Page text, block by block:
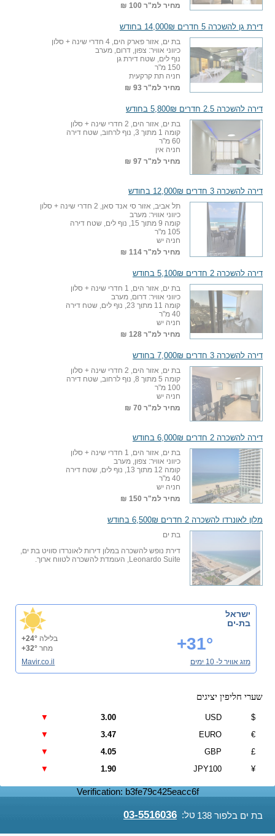
בת ים בלפור 138 טל: 03-5516036
מחיר למ"ר 100 ₪
דירת גן להשכרה 5 חדרים 14,000₪ בחודש
בת ים, אזור פארק הים, 4 חדרי שינה + סלון
כיווני אוויר: צפון, דרום, מערב
נוף לים, שטח דירת גן
150 מ"ר
חניה תת קרקעית
מחיר למ"ר 93 ₪
דירה להשכרה 2.5 חדרים 5,800₪ בחודש
בת ים, אזור הים, 2 חדרי שינה + סלון
קומה 1 מתוך 3, נוף לרחוב, שטח דירה
60 מ"ר
חניה אין
מחיר למ"ר 97 ₪
דירה להשכרה 3 חדרים 12,000₪ בחודש
תל אביב, אזור סי אנד סאן, 2 חדרי שינה + סלון
כיווני אוויר: מערב
קומה 9 מתוך 15, נוף לים, שטח דירה
105 מ"ר
חניה יש
מחיר למ"ר 114 ₪
דירה להשכרה 2 חדרים 5,100₪ בחודש
בת ים, אזור הים, 1 חדרי שינה + סלון
כיווני אוויר: דרום, מערב
קומה 11 מתוך 23, נוף לים, שטח דירה
40 מ"ר
חניה יש
מחיר למ"ר 128 ₪
דירה להשכרה 3 חדרים 7,000₪ בחודש
בת ים, אזור הים, 2 חדרי שינה + סלון
קומה 5 מתוך 8, נוף לרחוב, שטח דירה
100 מ"ר
חניה יש
מחיר למ"ר 70 ₪
דירה להשכרה 2 חדרים 6,000₪ בחודש
בת ים, אזור הים, 1 חדרי שינה + סלון
כיווני אוויר: צפון, מערב
קומה 12 מתוך 13, נוף לים, שטח דירה
40 מ"ר
חניה יש
מחיר למ"ר 150 ₪
מלון לאונרדו להשכרה 2 חדרים 6,500₪ בחודש
בת ים
דירת נופש להשכרה במלון דירות לאונרדו סוויט בת ים,
Leonardo Suite, העומדת להשכרה לטווח ארוך.
ישראל
בת-ים
+31° בלילה +24°
מחר +32°
מזג אוויר ל- 10 ימים
Mavir.co.il
שערי חליפין יציגים
$
USD
3.00
▼
€
EURO
3.47
▼
£
GBP
4.05
▼
¥
JPY100
1.90
▼
Verification: b3fe79c425eacc6f